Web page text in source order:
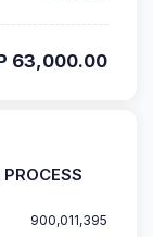
63,000.00
900,011,395